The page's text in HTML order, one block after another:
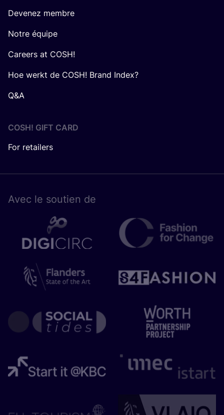
Devenez membre
Notre équipe
Careers at COSH!
Hoe werkt de COSH! Brand Index?
Q&A
COSH! GIFT CARD
For retailers
Avec le sou­tien de